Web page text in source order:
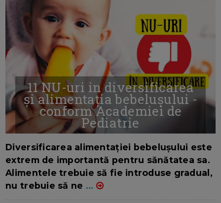
11 NU-uri in diversificarea
și alimentația bebelușului -
conform Academiei de
Pediatrie
Diversificarea alimentației bebelușului este
extrem de importantă pentru sănătatea sa.
Alimentele trebuie să fie introduse gradual,
nu trebuie să ne ...